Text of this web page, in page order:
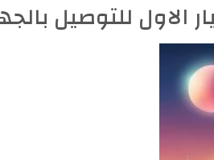
الاول للتوصيل